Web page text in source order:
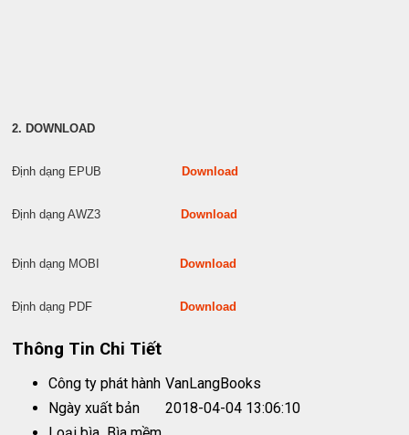
2. DOWNLOAD
Định dạng EPUB Download
Định dạng AWZ3 Download
Định dạng MOBI Download
Định dạng PDF Download
Thông Tin Chi Tiết
Công ty phát hành VanLangBooks
Ngày xuất bản
2018-04-04 13:06:10